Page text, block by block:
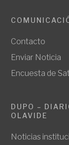
Contacto
Enviar Noticia
Encuesta de
DUPO –
OLAVIDE
Noticias